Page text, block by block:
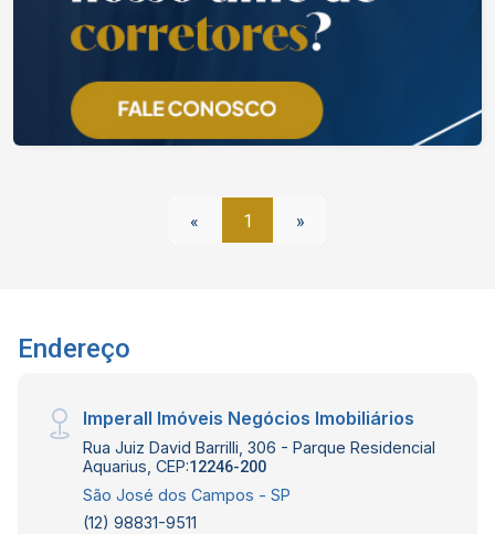
« 1 »
Endereço
Imperall Imóveis Negócios Imobiliários
Rua Juiz David Barrilli, 306 - Parque Residencial
Aquarius, CEP:12246-200
São José dos Campos - SP
(12) 98831-9511